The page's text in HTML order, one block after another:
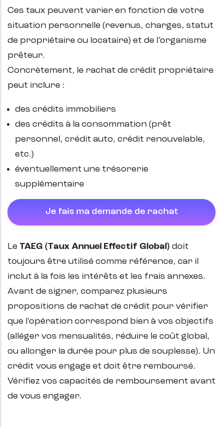
Ces taux peuvent varier en fonction de votre
situation personnelle (revenus, charges, statut
de propriétaire ou locataire) et de l’organisme
prêteur.
Concrètement, le rachat de crédit propriétaire
peut inclure :
des crédits immobiliers
des crédits à la consommation (prêt
personnel, crédit auto, crédit renouvelable,
etc.)
éventuellement une trésorerie
supplémentaire
Je fais ma demande de rachat
Le TAEG (Taux Annuel Effectif Global) doit
toujours être utilisé comme référence, car il
inclut à la fois les intérêts et les frais annexes.
Avant de signer, comparez plusieurs
propositions de rachat de crédit pour vérifier
que l’opération correspond bien à vos objectifs
(alléger vos mensualités, réduire le coût global,
ou allonger la durée pour plus de souplesse). Un
crédit vous engage et doit être remboursé.
Vérifiez vos capacités de remboursement avant
de vous engager.